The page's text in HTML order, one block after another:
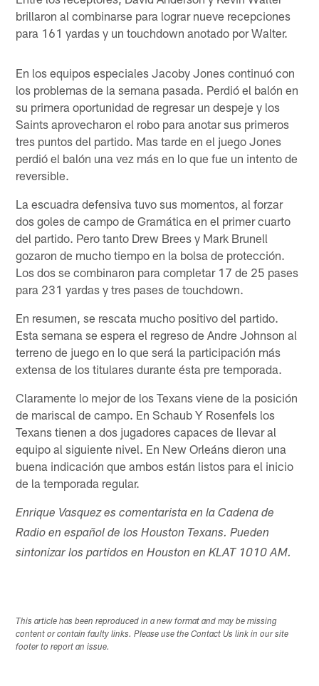
brillaron al combinarse para lograr nueve recepciones
para 161 yardas y un touchdown anotado por Walter.
En los equipos especiales Jacoby Jones continuó con
los problemas de la semana pasada. Perdió el balón en
su primera oportunidad de regresar un despeje y los
Saints aprovecharon el robo para anotar sus primeros
tres puntos del partido. Mas tarde en el juego Jones
perdió el balón una vez más en lo que fue un intento de
reversible.
La escuadra defensiva tuvo sus momentos, al forzar
dos goles de campo de Gramática en el primer cuarto
del partido. Pero tanto Drew Brees y Mark Brunell
gozaron de mucho tiempo en la bolsa de protección.
Los dos se combinaron para completar 17 de 25 pases
para 231 yardas y tres pases de touchdown.
En resumen, se rescata mucho positivo del partido.
Esta semana se espera el regreso de Andre Johnson al
terreno de juego en lo que será la participación más
extensa de los titulares durante ésta pre temporada.
Claramente lo mejor de los Texans viene de la posición
de mariscal de campo. En Schaub Y Rosenfels los
Texans tienen a dos jugadores capaces de llevar al
equipo al siguiente nivel. En New Orleáns dieron una
buena indicación que ambos están listos para el inicio
de la temporada regular.
Enrique Vasquez es comentarista en la Cadena de
Radio en español de los Houston Texans. Pueden
sintonizar los partidos en Houston en KLAT 1010 AM.
This article has been reproduced in a new format and may be missing
content or contain faulty links. Please use the Contact Us link in our site
footer to report an issue.